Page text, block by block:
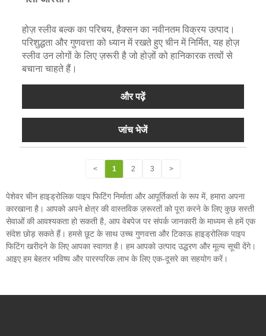
होज़ स्लीव बल्क का परिचय, हैक्सन का नवीनतम विक्रय उत्पाद।
परिशुद्धता और गुणवत्ता को ध्यान में रखते हुए चीन में निर्मित, यह होज़
स्लीव उन लोगों के लिए ज़रूरी है जो होज़ों को हानिकारक तत्वों से
बचाना चाहते हैं।
और पढ़ें
जांच भेजें
< 1 2 3 >
पेशेवर चीन हाइड्रोलिक पाइप फिटिंग निर्माता और आपूर्तिकर्ता के रूप में, हमारा अपना
कारखाना है। आपको अपने क्षेत्र की वास्तविक ज़रूरतों को पूरा करने के लिए कुछ सस्ती
सेवाओं की आवश्यकता हो सकती है, आप वेबपेज पर संपर्क जानकारी के माध्यम से हमें एक
संदेश छोड़ सकते हैं। हमसे छूट के साथ उच्च गुणवत्ता और टिकाऊ हाइड्रोलिक पाइप
फिटिंग खरीदने के लिए आपका स्वागत है। हम आपको उत्पाद उद्धरण और मूल्य सूची देंगे।
आइए हम बेहतर भविष्य और पारस्परिक लाभ के लिए एक-दूसरे का सहयोग करें।